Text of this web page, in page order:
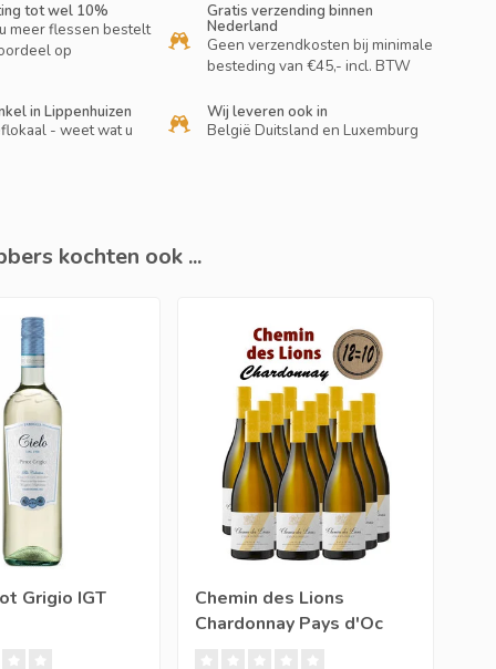
tot wel 10%
meer flessen bestelt
op
Gratis verzending binnen
Nederland
Geen verzendkosten bij minimale
besteding van €45,- incl. BTW
in Lippenhuizen
- weet wat u
Wij leveren ook in
België Duitsland en Luxemburg
kochten ook ...
Grigio IGT
Chemin des Lions
Chardonnay Pays d'Oc